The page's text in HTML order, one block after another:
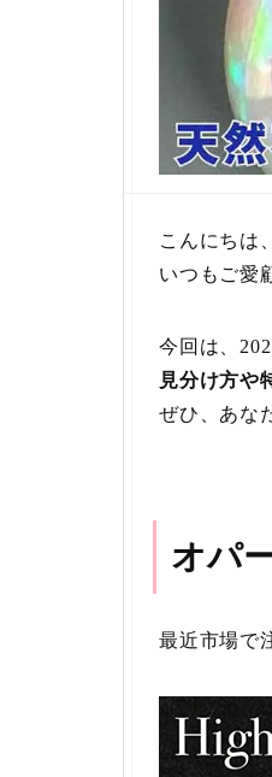
こんにちは、
いつもご愛
今回は、
見分け方や
ぜひ、あな
オパ
最近市場で